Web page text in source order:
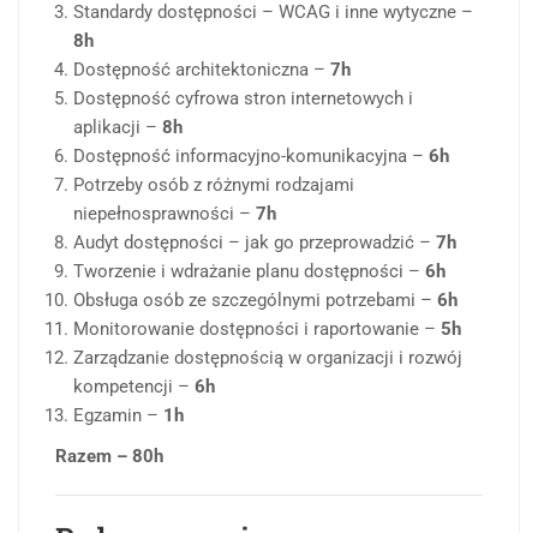
Standardy dostępności – WCAG i inne wytyczne –
8h
Dostępność architektoniczna – 7h
Dostępność cyfrowa stron internetowych i
aplikacji – 8h
Dostępność informacyjno-komunikacyjna – 6h
Potrzeby osób z różnymi rodzajami
niepełnosprawności – 7h
Audyt dostępności – jak go przeprowadzić – 7h
Tworzenie i wdrażanie planu dostępności – 6h
Obsługa osób ze szczególnymi potrzebami – 6h
Monitorowanie dostępności i raportowanie – 5h
Zarządzanie dostępnością w organizacji i rozwój
kompetencji – 6h
Egzamin – 1h
Razem – 80h